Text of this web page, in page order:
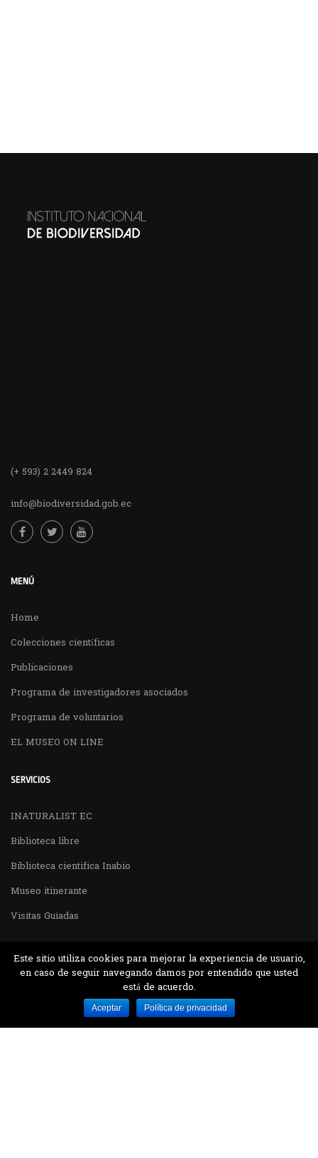
(+ 593) 2 2449 824
info@biodiversidad.gob.ec
MENÚ
Home
Colecciones científicas
Publicaciones
Programa de investigadores asociados
Programa de voluntarios
EL MUSEO ON LINE
SERVICIOS
INATURALIST EC
Biblioteca libre
Biblioteca cientifica Inabio
Museo itinerante
Visitas Guiadas
Desarrollado por MJTEC.
Este sitio utiliza cookies para mejorar la experiencia de usuario,
en caso de seguir navegando damos por entendido que usted
está de acuerdo.
Aceptar Política de privacidad